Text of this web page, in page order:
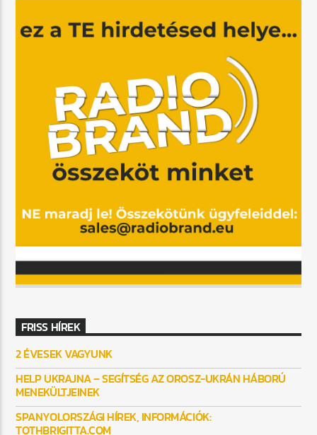
FRISS HÍREK
2 ÉVESEK VAGYUNK
HELP UKRAJNA – SEGÍTSÉG AZ OROSZ-UKRÁN HÁBORÚ
MENEKÜLTJEINEK
SPANYOLORSZÁGI HÍREK, INFORMÁCIÓK:
TOTHBRIGITTA.COM